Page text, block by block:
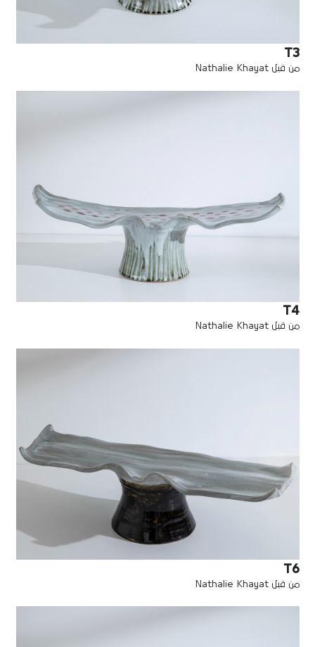
T3
من قبل Nathalie Khayat
T4
من قبل Nathalie Khayat
T6
من قبل Nathalie Khayat